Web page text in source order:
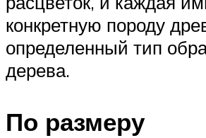
конкретную породу
определенный тип
дерева.
По размеру